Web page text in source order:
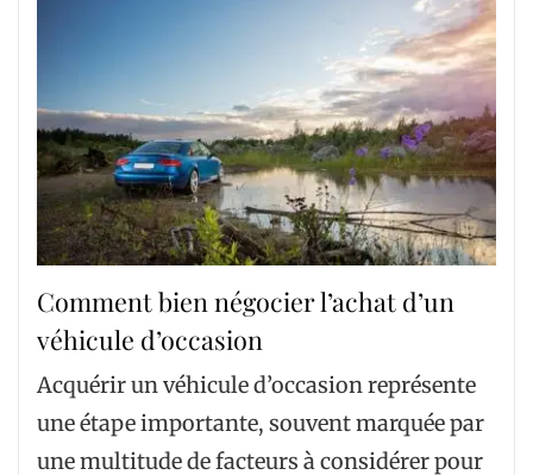
Comment bien négocier l’achat d’un
véhicule d’occasion
Acquérir un véhicule d’occasion représente
une étape importante, souvent marquée par
une multitude de facteurs à considérer pour